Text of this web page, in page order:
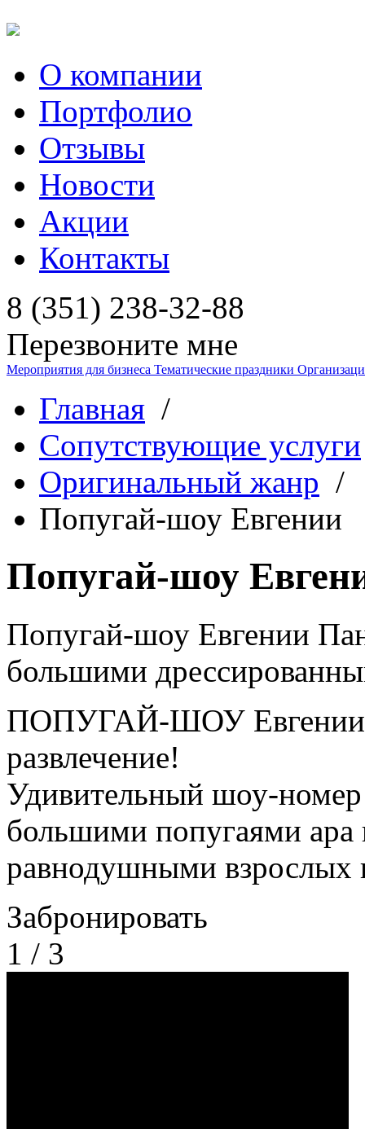
О компании
Портфолио
Отзывы
Новости
Акции
Контакты
8 (351) 238-32-88
Перезвоните мне
Мероприятия для бизнеса Тематические праздники
Главная /
Сопутствующие услуги
Оригинальный жанр /
Попугай-шоу Евгении
Попугай-шоу
Попугай-шоу Евгении
большими
ПОПУГАЙ-ШОУ Евгении
развлечение!
Удивительный шоу-
большими попугаями ара
равнодушными взрослых
Забронировать
1 / 3